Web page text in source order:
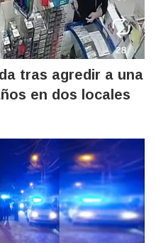
tras agredir a una
en dos locales